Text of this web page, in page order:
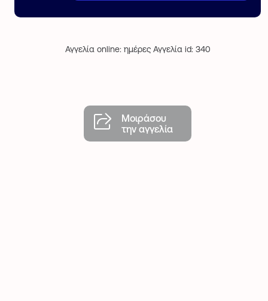
Αγγελία online: ημέρες Αγγελία id: 340
Μοιράσου
την αγγελία